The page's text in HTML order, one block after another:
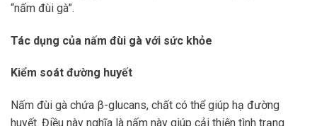
“nấm đùi gà”.
Tác dụng của nấm đùi gà với sức khỏe
Kiểm soát đường huyết
Nấm đùi gà chứa β-glucans, chất có thể giúp hạ đường
huyết. Điều này nghĩa là nấm này giúp cải thiện tình trạng